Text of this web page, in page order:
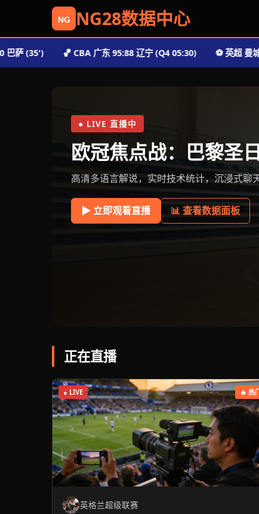
NG28数据中心
🏀 CBA 广东 95:88 辽宁 (Q4 05:30) ⚽️ 英超 曼城 2:1
● LIVE 直播中
欧冠焦点战：巴黎圣
高清多语言解说，实时技术统计，沉浸式聊
▶ 立即观看直播 📊 查看数据面板
正在直播
● LIVE 🔥 热
英格兰超级联赛